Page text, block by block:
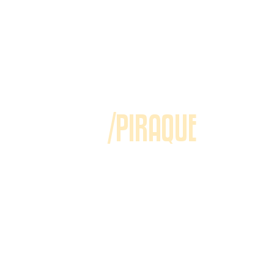
/PIRAQUE